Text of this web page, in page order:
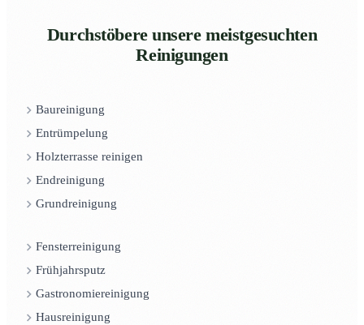
Durchstöbere unsere meistgesuchten
Reinigungen
Baureinigung
Entrümpelung
Holzterrasse reinigen
Endreinigung
Grundreinigung
Fensterreinigung
Frühjahrsputz
Gastronomiereinigung
Hausreinigung